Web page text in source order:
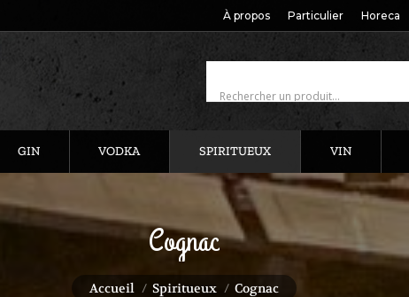
À propos Particulier Horeca
GIN VODKA SPIRITUEUX VIN
Cognac
Vous êtes ici :
Accueil Spiritueux Cognac